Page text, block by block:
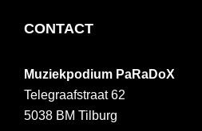
FOOTER
CONTACT
Muziekpodium PaRaDoX
Telegraafstraat 62
5038 BM Tilburg